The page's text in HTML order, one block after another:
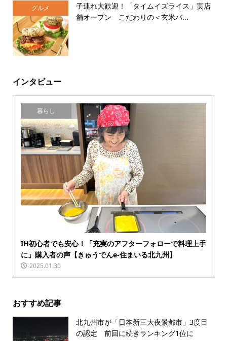
グルメ
子連れ大歓迎！「タイムイズライス」実店
舗オープン こだわりの＜玄米バ...
インタビュー
暮らし
IH初心者でも安心！「充実のアフターフォローで料理上手
に」購入者の声【きゅうでんe-住まいる北九州】
2025.01.30
おすすめ記事
北九州市が「日本新三大夜景都市」3度目
の認定 前回に続きランキング1位に